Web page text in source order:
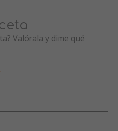
Valórala y dime qué